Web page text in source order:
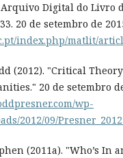
Digital do Livro
20 de setembro de
index.php/matlit/
(2012). "Critical
20 de setembro
wp-
2012/09/
(2011a). "Who’s In